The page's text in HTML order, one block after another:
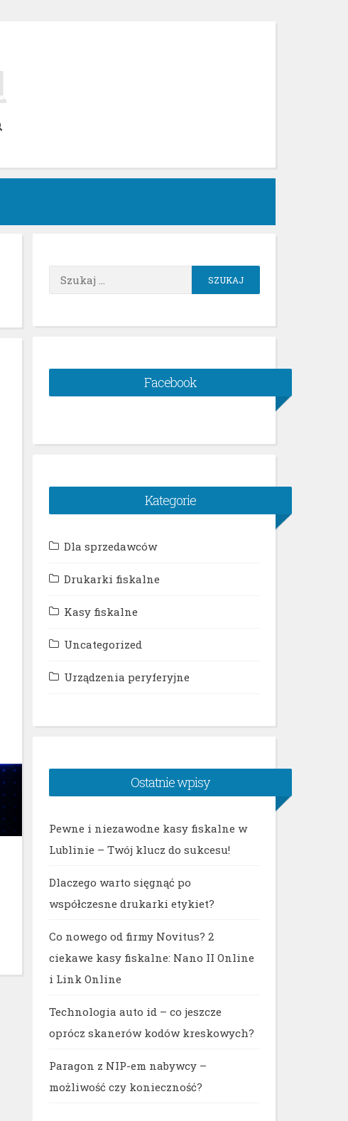
Szukaj:
Facebook
Kategorie
Dla sprzedawców
Drukarki fiskalne
Kasy fiskalne
Uncategorized
Urządzenia peryferyjne
Ostatnie wpisy
Pewne i niezawodne kasy fiskalne w
Lublinie – Twój klucz do sukcesu!
Dlaczego warto sięgnąć po
współczesne drukarki etykiet?
Co nowego od firmy Novitus? 2
ciekawe kasy fiskalne: Nano II Online
i Link Online
Technologia auto id – co jeszcze
oprócz skanerów kodów kreskowych?
Paragon z NIP-em nabywcy –
możliwość czy konieczność?